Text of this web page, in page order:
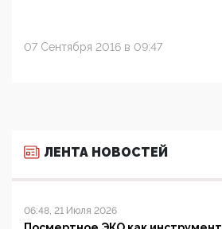
07 Сентября 2016 в 09:47
ЛЕНТА НОВОСТЕЙ
06:48, 21 Июля 2026